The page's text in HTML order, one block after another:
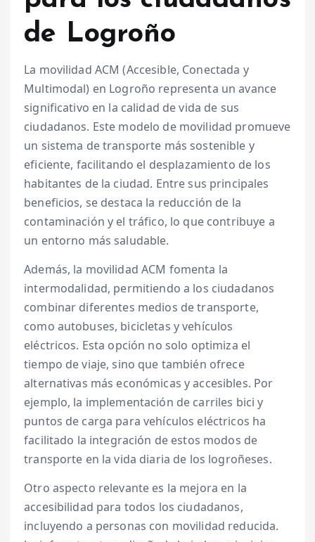
de Logroño
La movilidad ACM (Accesible, Conectada y
Multimodal) en Logroño representa un avance
significativo en la calidad de vida de sus
ciudadanos. Este modelo de movilidad promueve
un sistema de transporte más sostenible y
eficiente, facilitando el desplazamiento de los
habitantes de la ciudad. Entre sus principales
beneficios, se destaca la reducción de la
contaminación y el tráfico, lo que contribuye a
un entorno más saludable.
Además, la movilidad ACM fomenta la
intermodalidad, permitiendo a los ciudadanos
combinar diferentes medios de transporte,
como autobuses, bicicletas y vehículos
eléctricos. Esta opción no solo optimiza el
tiempo de viaje, sino que también ofrece
alternativas más económicas y accesibles. Por
ejemplo, la implementación de carriles bici y
puntos de carga para vehículos eléctricos ha
facilitado la integración de estos modos de
transporte en la vida diaria de los logroñeses.
Otro aspecto relevante es la mejora en la
accesibilidad para todos los ciudadanos,
incluyendo a personas con movilidad reducida.